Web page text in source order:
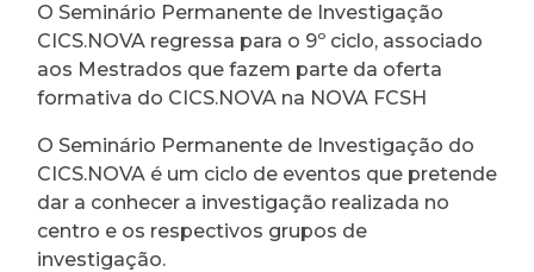
O Seminário Permanente de Investigação
CICS.NOVA regressa para o 9º ciclo, associado
aos Mestrados que fazem parte da oferta
formativa do CICS.NOVA na NOVA FCSH
O Seminário Permanente de Investigação do
CICS.NOVA é um ciclo de eventos que pretende
dar a conhecer a investigação realizada no
centro e os respectivos grupos de
investigação.